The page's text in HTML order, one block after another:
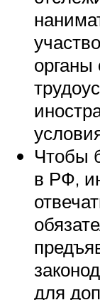
органы
Чтобы
в РФ,
для